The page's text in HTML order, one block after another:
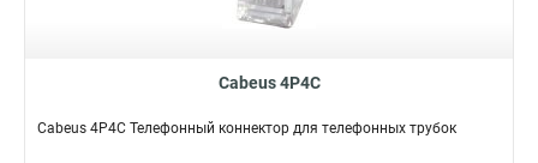
Cabeus 4P4C
Cabeus 4P4C Телефонный коннектор для телефонных трубок